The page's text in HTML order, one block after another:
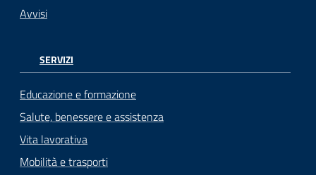
Avvisi
SERVIZI
Educazione e formazione
Salute, benessere e assistenza
Vita lavorativa
Mobilità e trasporti